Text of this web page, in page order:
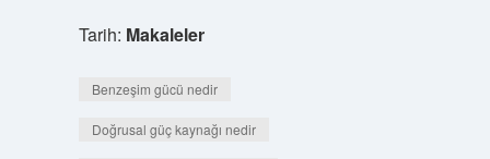
Tarih: Makaleler
Benzeşim gücü nedir
Doğrusal güç kaynağı nedir